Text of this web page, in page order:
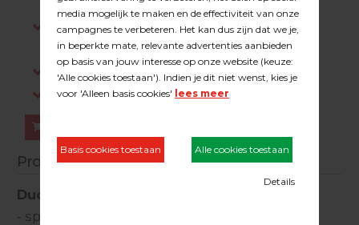
Indien op voorraad, voor 15:00 besteld is
dezelfde werkdag verstuurd.
Gratis verzending in NL vanaf €200,-
Log in om prijzen te zien.
Productinformatie
Duoline verlengsnoer Cobra/Orebro
- speciaal vervaardigd voor het minimaal